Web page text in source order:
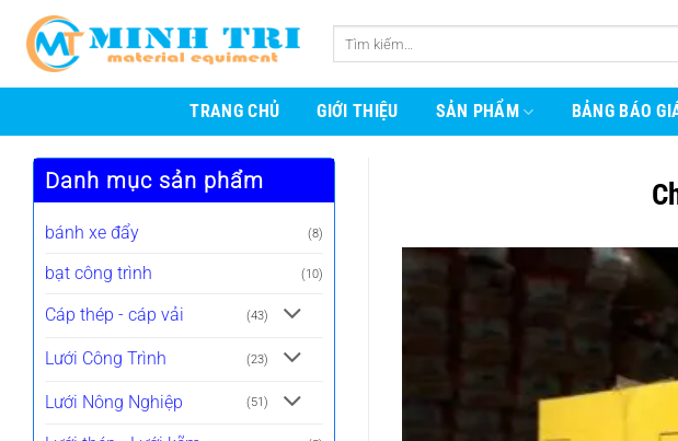
qua
dung
Tìm
TRANG CHỦ GIỚI THIỆU SẢN PHẨM BẢNG BÁO
Danh mục sản phẩm
bánh xe đẩy (8)
bạt công trình (10)
Cáp thép - cáp vải (43)
Lưới Công Trình (23)
Lưới Nông Nghiệp (51)